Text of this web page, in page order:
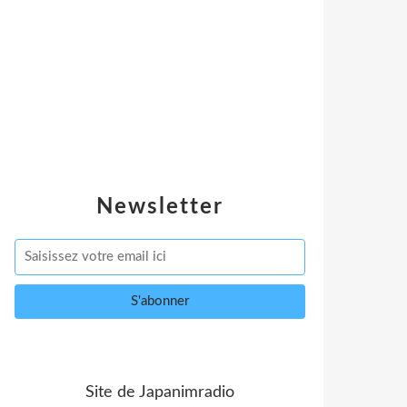
Newsletter
Site de Japanimradio